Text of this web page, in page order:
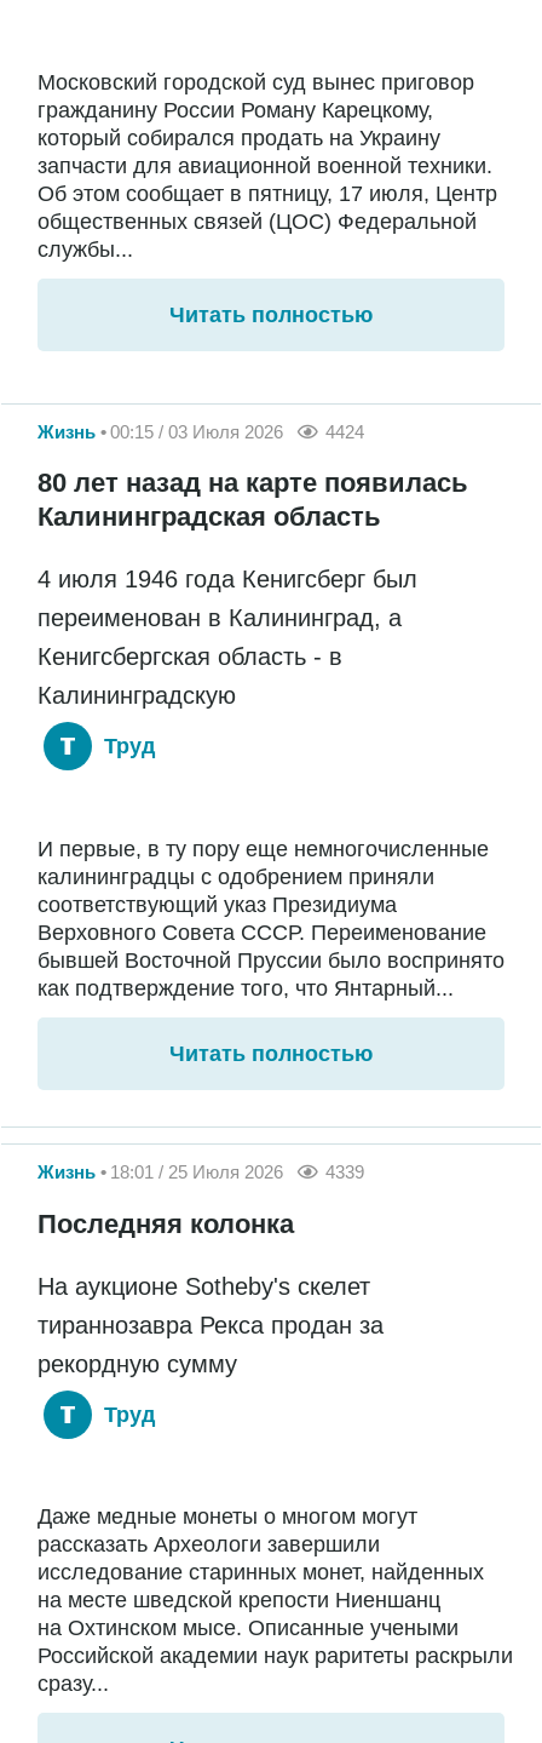
Московский городской суд вынес приговор
гражданину России Роману Карецкому,
который собирался продать на Украину
запчасти для авиационной военной техники.
Об этом сообщает в пятницу, 17 июля, Центр
общественных связей (ЦОС) Федеральной
службы...
Читать полностью
Жизнь 00:15 / 03 Июля 2026 4424
80 лет назад на карте появилась
Калининградская область
4 июля 1946 года Кенигсберг был
переименован в Калининград, а
Кенигсбергская область - в
Калининградскую
Труд
И первые, в ту пору еще немногочисленные
калининградцы с одобрением приняли
соответствующий указ Президиума
Верховного Совета СССР. Переименование
бывшей Восточной Пруссии было воспринято
как подтверждение того, что Янтарный...
Читать полностью
Жизнь 18:01 / 25 Июля 2026 4339
Последняя колонка
На аукционе Sotheby's скелет
тираннозавра Рекса продан за
рекордную сумму
Труд
Даже медные монеты о многом могут
рассказать Археологи завершили
исследование старинных монет, найденных
на месте шведской крепости Ниеншанц
на Охтинском мысе. Описанные учеными
Российской академии наук раритеты раскрыли
сразу...